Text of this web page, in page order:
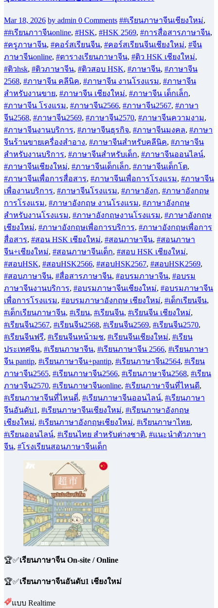
สาระน่ารู้ ข้อมูลดี ๆ
📌🇹🇭😀🇨🇳🚩คำศัพท์จีนน่ารู้ ใน “超市” chāo shì
ซุปเปอร์มาร์เก็ต 🇹🇭😀🇨🇳🚩 *ทุกวันอังคาร
Mar 18, 2026 by admin0 Comments ##เรียนภาษาจีนเชียงใหม่
##เรียนภาาจีนonline,#HSK,#HSK 2569 ,#การสื่อสารภาษาจีน
#ครูภาษาจีน,#คอร์สเรียนจีน,#คอร์สเรียนจีนเชียงใหม่, #จีน
ภาษาจีนonline,#ตารางเรียนภาษาจีน,#ติว HSK เชียงใหม่,
#ติวhsk,#ติวภาษาจีน,#ติวสอบ HSK,#ภาษาจีน,#ภาษาจีน
2568,#ภาษาจีน คลีนิค,#ภาษาจีน งานโรงแรม,#ภาษาจีน
สำหรับงานขาย,#ภาษาจีน เชียงใหม่,#ภาษาจีน เด็กเล็ก,
#ภาษาจีน โรงแรม,#ภาษาจีน2566 ,#ภาษาจีน2567,#ภาษา
จีน2568,#ภาษาจีน2569,#ภาษาจีน2570,#ภาษาจีนความงาม
#ภาษาจีนงานบริการ,#ภาษาจีนธุรกิจ,#ภาษาจีนมงคล,#ภาษา
จีนร้านขายเครื่องสำอาง,#ภาษาจีนสำหรับคลีนิค,#ภาษาจีน
สำหรับงานบริการ, #ภาษาจีนสำหรับเด็ก,#ภาษาจีนออนไลน์
#ภาษาจีนเชียงใหม่,#ภาษาจีนเด็กเล็ก,#ภาษาจีนเด็กโต
#ภาษาจีนเพื่อการสื่อสาร,#ภาษาจีนเพื่อการโรงแรม,#ภาษาจีน
เพื่องานบริการ ,#ภาษาจีนโรงแรม,#ภาษาอังก,#ภาษาอังกฤษ
การโรงแรม,#ภาษาอังกฤษ งานโรงแรม,#ภาษาอังกฤษ
สำหรับงานโรงแรม,#ภาษาอังกฤษงานโรงแรม, #ภาษาอังกฤษ
เชียงใหม่,#ภาษาอังกฤษเพื่อการบริการ,#ภาษาอังกฤษเพื่อการ
สื่อสาร,#สอน HSK เชียงใหม่ ,#สอนภาษาจีน ,#สอนภาษา
จีน+เชียงใหม่,#สอนภาษาจีนเด็ก,#สอบ HSK เชียงใหม่,
#สอบHSK, #สอบHSK2566, #สอบHSK2567,#สอบHSK2569,
#สอบภาษาจีน,#สื่อสารภาษาจีน,#อบรมภาษาจีน,#อบรม
ภาษาจีนงานบริการ,#อบรมภาษาจีนเชียงใหม่,#อบรมภาษาจีน
เพื่อการโรงแรม,#อบรมภาษาอังกฤษ เชียงใหม่,#เด็กเรียนจีน
#เด็กเรียนภาษาจีน,#เรียน,#เรียนจีน,#เรียนจีน เชียงใหม่,
#เรียนจีน2567,#เรียนจีน2568,#เรียนจีน2569,#เรียนจีน2570
#เรียนจีนฟรี,#เรียนจีนหน้ามช,#เรียนจีนเชียงใหม่,#เรียน
ประเทศจีน,#เรียนภาษาจีน ,#เรียนภาษาจีน 2566,#เรียนภาษา
จีน pantip,#เรียนภาษาจีน+pantip
ภาษาจีน2565 ,#เรียนภาษาจีน2566
,#เรียนภาษาจีนonline
#เรียนภาษาจีนที่ไหนดี่
#เรียนภาษาจีนออนไลน์
จีนอันดับ1,#เรียนภาษาจีนเชียงใหม่
เชียงใหม่,#เรียนภาษาอังกฤษเชียงใหม่
#เรียนออนไลน์,#เรียนไทย สำหรับต่างชาติ
#โรงเรียนสอนภาษาจีนเด็ก